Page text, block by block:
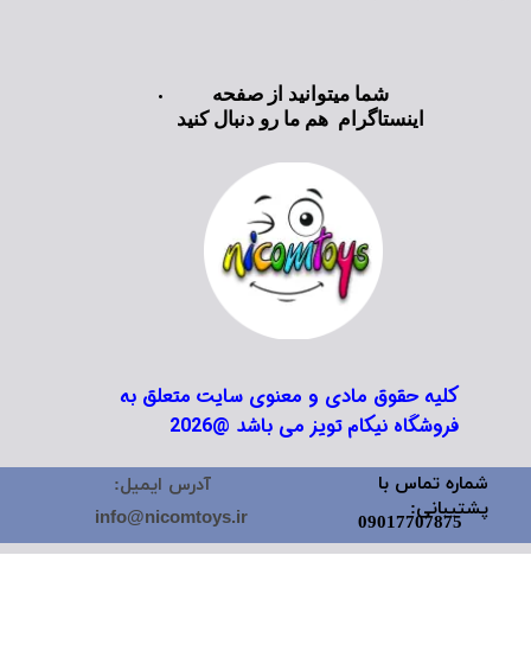
کلیه حقوق مادی و معنوی سایت متعلق به
فروشگاه نیکام تویز می باشد @2026
شما میتوانید از صفحه
اینستاگرام هم ما رو دنبال کنید
شماره تماس با
پشتیبانی:
09017707875
آدرس ایمیل:
info@nicomtoys.ir